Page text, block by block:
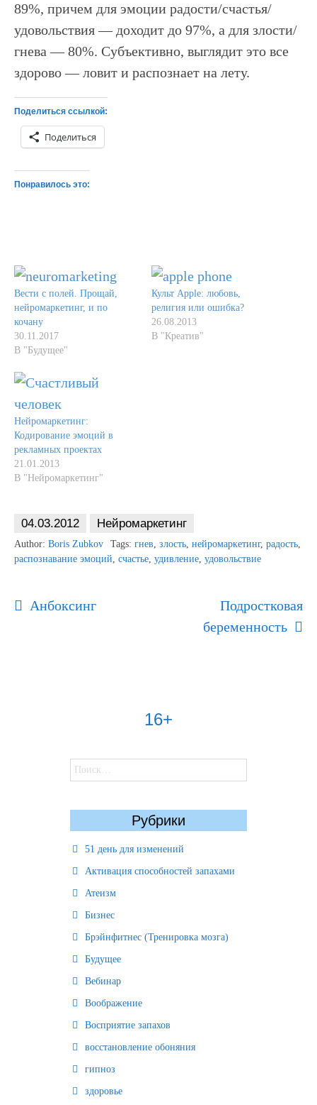
89%, причем для эмоции радости/счастья/
удовольствия — доходит до 97%, а для злости/
гнева — 80%. Субъективно, выглядит это все
здорово — ловит и распознает на лету.
Поделиться ссылкой:
Поделиться
Понравилось это:
Вести с полей. Прощай,
нейромаркетинг, и по
кочану
30.11.2017
В "Будущее"
Культ Apple: любовь,
религия или ошибка?
26.08.2013
В "Креатив"
Нейромаркетинг:
Кодирование эмоций в
рекламных проектах
21.01.2013
В "Нейромаркетинг"
04.03.2012 Нейромаркетинг
Author: Boris Zubkov Tags: гнев, злость, нейромаркетинг, радость,
распознавание эмоций, счастье, удивление, удовольствие
PostАнбоксинг
Подростковая
беременность
16+
Найти:
Рубрики
51 день для изменений
Активация способностей запахами
Атеизм
Бизнес
Брэйнфитнес (Тренировка мозга)
Будущее
Вебинар
Воображение
Восприятие запахов
восстановление обоняния
гипноз
здоровье